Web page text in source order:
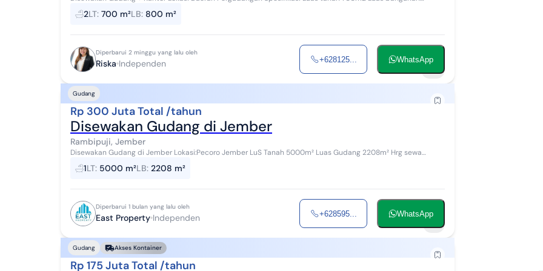
2LT: 700 m²LB: 800 m²
Diperbarui 2 minggu yang lalu oleh
Riska Independen +628125... WhatsApp
Gudang
Rp 300 Juta Total /tahun
Disewakan Gudang di Jember
Rambipuji, Jember
Disewakan Gudang di Jember Lokasi:Pecoro Jember LuS Tanah 5000m² Luas Gudang 2208m² Hrg sewa
1LT: 5000 m²LB: 2208 m²
Diperbarui 1 bulan yang lalu oleh
East Property Independen +628595... WhatsApp
Gudang Akses Kontainer
Rp 175 Juta Total /tahun